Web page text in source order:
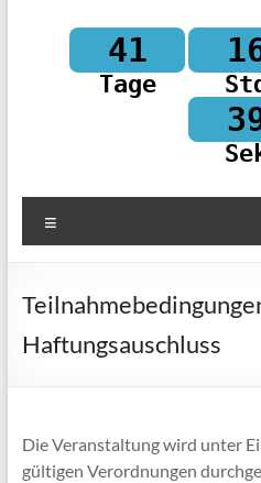
41
Tage
Haftungsauschluss
Die Veranstaltung wird unter
gültigen Verordnungen